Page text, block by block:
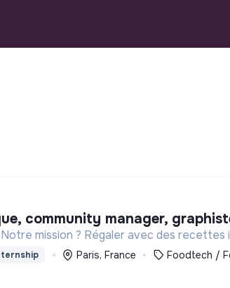
community manager,
mission ? Régaler avec des
Paris, France Foodtech /